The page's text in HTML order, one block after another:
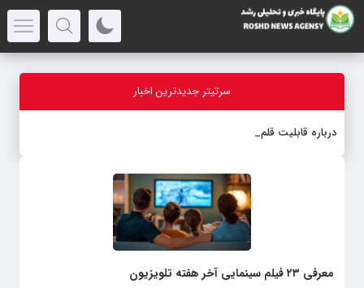
سرتیتر جدیدترین اخبار
درباره قابلیت قلم هوش
معرفی ۲۳ فیلم سینمایی آخر هفته تلویزیون